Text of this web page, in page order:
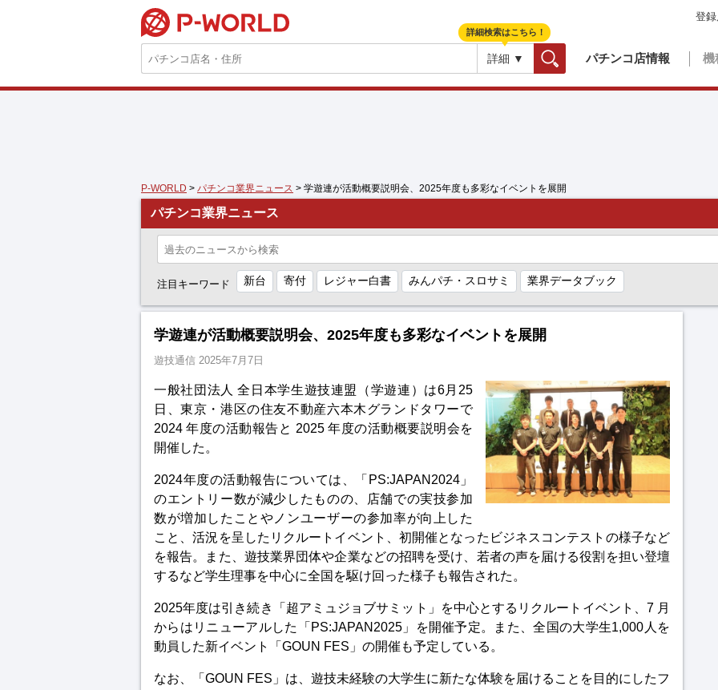
詳細 ▼ パチンコ店情報 機
登
詳細検索はこちら！
P-WORLD > パチンコ業界ニュース > 学遊連が活動概要説明会、2025年度も多彩なイベントを展開
パチンコ業界ニュース
注目キーワード 新台 寄付 レジャー白書 みんパチ・スロサミ 業界データブック
学遊連が活動概要説明会、2025年度も多彩なイベントを展開
遊技通信 2025年7月7日
一般社団法人 全日本学生遊技連盟（学遊連）は6月25
日、東京・港区の住友不動産六本木グランドタワーで
2024 年度の活動報告と 2025 年度の活動概要説明会を
開催した。
2024年度の活動報告については、「PS:JAPAN2024」
のエントリー数が減少したものの、店舗での実技参加
数が増加したことやノンユーザーの参加率が向上した
こと、活況を呈したリクルートイベント、初開催となったビジネスコンテストの様子など
を報告。また、遊技業界団体や企業などの招聘を受け、若者の声を届ける役割を担い登壇
するなど学生理事を中心に全国を駆け回った様子も報告された。
2025年度は引き続き「超アミュジョブサミット」を中心とするリクルートイベント、7 月
からはリニューアルした「PS:JAPAN2025」を開催予定。また、全国の大学生1,000人を
動員した新イベント「GOUN FES」の開催も予定している。
なお、「GOUN FES」は、遊技未経験の大学生に新たな体験を届けることを目的にしたフ